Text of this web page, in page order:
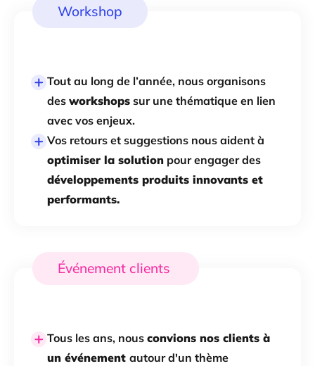
Workshop
Tout au long de l’année, nous organisons
des workshops sur une thématique en lien
avec vos enjeux.
Vos retours et suggestions nous aident à
optimiser la solution pour engager des
développements produits innovants et
performants.
Tous les ans, nous convions nos clients à
un événement autour d'un thème
Événement clients